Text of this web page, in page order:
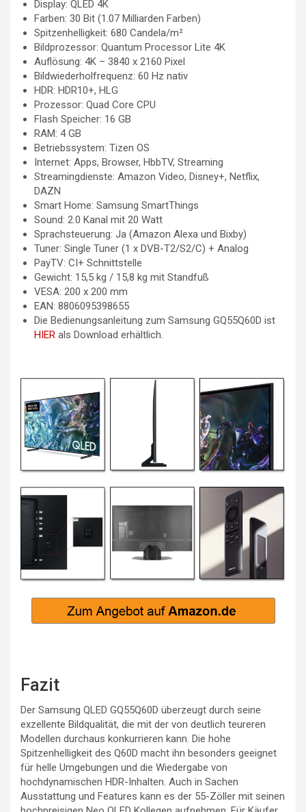
Display: QLED 4K
Farben: 30 Bit (1.07 Milliarden Farben)
Spitzenhelligkeit: 680 Candela/m²
Bildprozessor: Quantum Processor Lite 4K
Auflösung: 4K – 3840 x 2160 Pixel
Bildwiederholfrequenz: 60 Hz nativ
HDR: HDR10+, HLG
Prozessor: Quad Core CPU
Flash Speicher: 16 GB
RAM: 4 GB
Betriebssystem: Tizen OS
Internet: Apps, Browser, HbbTV, Streaming
Streamingdienste: Amazon Video, Disney+, Netflix,
DAZN
Smart Home: Samsung SmartThings
Sound: 2.0 Kanal mit 20 Watt
Sprachsteuerung: Ja (Amazon Alexa und Bixby)
Tuner: Single Tuner (1 x DVB-T2/S2/C) + Analog
PayTV: CI+ Schnittstelle
Gewicht: 15,5 kg / 15,8 kg mit Standfuß
VESA: 200 x 200 mm
EAN: 8806095398655
Die Bedienungsanleitung zum Samsung GQ55Q60D ist
HIER als Download erhältlich.
Fazit
Der Samsung QLED GQ55Q60D überzeugt durch seine
exzellente Bildqualität, die mit der von deutlich teureren
Modellen durchaus konkurrieren kann. Die hohe
Spitzenhelligkeit des Q60D macht ihn besonders geeignet
für helle Umgebungen und die Wiedergabe von
hochdynamischen HDR-Inhalten. Auch in Sachen
Ausstattung und Features kann es der 55-Zöller mit seinen